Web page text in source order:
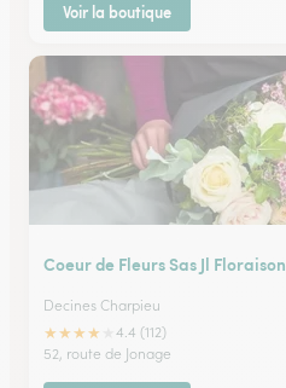
Voir la boutique
Coeur de Fleurs Sas Jl Floraison
Decines Charpieu
★★★★
4.4 (112)
52, route de Jonage